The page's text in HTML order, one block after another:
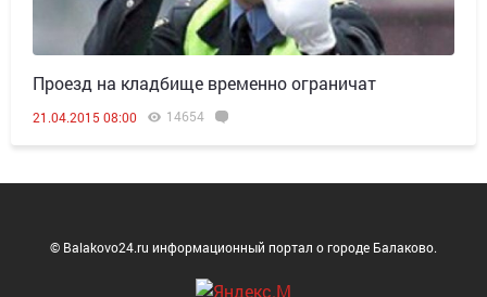
Проезд на кладбище временно ограничат
21.04.2015 08:00 14654
© Balakovo24.ru информационный портал о городе Балаково.